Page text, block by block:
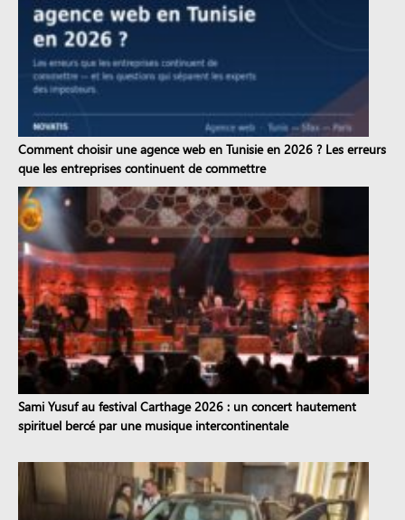
Comment choisir une agence web en Tunisie en 2026 ? Les erreurs
que les entreprises continuent de commettre
Sami Yusuf au festival Carthage 2026 : un concert hautement
spirituel bercé par une musique intercontinentale